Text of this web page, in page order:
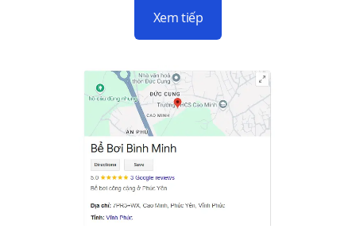
Xem tiếp